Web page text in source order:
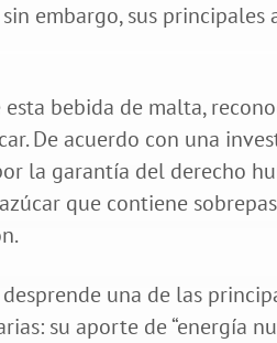
embargo, sus
bebida de malta,
De acuerdo con una
la garantía del derecho
que contiene
una de las
su aporte de “energía